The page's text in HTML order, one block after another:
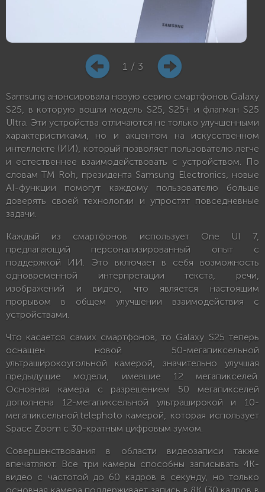
1 / 3
Samsung анонсировала новую серию смартфонов Galaxy
S25, в которую вошли модель S25, S25+ и флагман S25
Ultra. Эти устройства отличаются не только улучшенными
характеристиками, но и акцентом на искусственном
интеллекте (ИИ), который позволяет пользователю легче
и естественнее взаимодействовать с устройством. По
словам TM Roh, президента Samsung Electronics, новые
AI-функции помогут каждому пользователю больше
доверять своей технологии и упростят повседневные
задачи.
Каждый из смартфонов использует One UI 7,
предлагающий персонализированный опыт с
поддержкой ИИ. Это включает в себя возможность
одновременной интерпретации текста, речи,
изображений и видео, что является настоящим
прорывом в общем улучшении взаимодействия с
устройствами.
Что касается самих смартфонов, то Galaxy S25 теперь
оснащен новой 50-мегапиксельной
ультраширокоугольной камерой, значительно улучшая
предыдущие модели, имевшие 12 мегапикселей.
Основная камера с разрешением 50 мегапикселей
дополнена 12-мегапиксельной ультраширокой и 10-
мегапиксельной.telephoto камерой, которая использует
Space Zoom с 30-кратным цифровым зумом.
Совершенствования в области видеозаписи также
впечатляют. Все три камеры способны записывать 4K-
видео с частотой до 60 кадров в секунду, но только